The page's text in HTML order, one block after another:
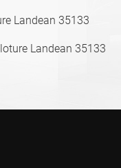
Landean 35133
Landean 35133